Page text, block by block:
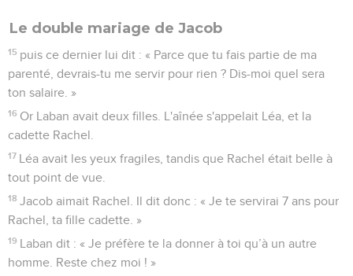
Le double mariage de Jacob
15 puis ce dernier lui dit : « Parce que tu fais partie de ma
parenté, devrais-tu me servir pour rien ? Dis-moi quel sera
ton salaire. »
16 Or Laban avait deux filles. L'aînée s'appelait Léa, et la
cadette Rachel.
17 Léa avait les yeux fragiles, tandis que Rachel était belle à
tout point de vue.
18 Jacob aimait Rachel. Il dit donc : « Je te servirai 7 ans pour
Rachel, ta fille cadette. »
19 Laban dit : « Je préfère te la donner à toi qu’à un autre
homme. Reste chez moi ! »